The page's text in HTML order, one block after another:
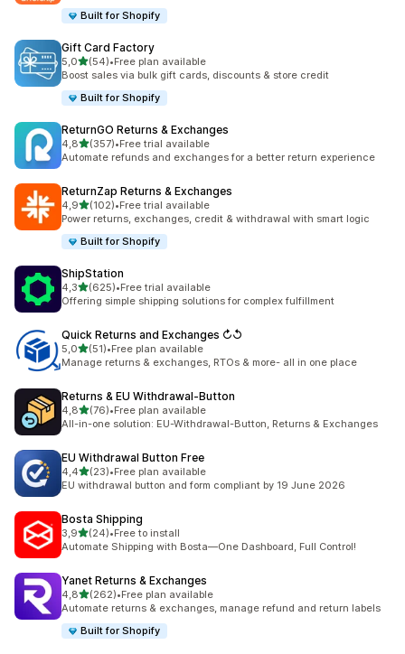
Built for Shopify
Gift Card Factory
5,0z 5 hvězd
(54)
Celkový počet recenzí: 54
•Free plan available
Boost sales via bulk gift cards, discounts & store credit
Built for Shopify
ReturnGO Returns & Exchanges
4,8z 5 hvězd
(357)
Celkový počet recenzí: 357
•Free trial available
Automate refunds and exchanges for a better return experience
ReturnZap Returns & Exchanges
4,9z 5 hvězd
(102)
Celkový počet recenzí: 102
•Free trial available
Power returns, exchanges, credit & withdrawal with smart logic
Built for Shopify
ShipStation
4,3z 5 hvězd
(625)
Celkový počet recenzí: 625
•Free trial available
Offering simple shipping solutions for complex fulfillment
Quick Returns and Exchanges ↻↺
5,0z 5 hvězd
(51)
Celkový počet recenzí: 51
•Free plan available
Manage returns & exchanges, RTOs & more- all in one place
Returns & EU Withdrawal‑Button
4,8z 5 hvězd
(76)
Celkový počet recenzí: 76
•Free plan available
All-in-one solution: EU-Withdrawal-Button, Returns & Exchanges
EU Withdrawal Button Free
4,4z 5 hvězd
(23)
Celkový počet recenzí: 23
•Free plan available
EU withdrawal button and form compliant by 19 June 2026
Bosta Shipping
3,9z 5 hvězd
(24)
Celkový počet recenzí: 24
•Free to install
Automate Shipping with Bosta—One Dashboard, Full Control!
Yanet Returns & Exchanges
4,8z 5 hvězd
(262)
Celkový počet recenzí: 262
•Free plan available
Automate returns & exchanges, manage refund and return labels
Built for Shopify